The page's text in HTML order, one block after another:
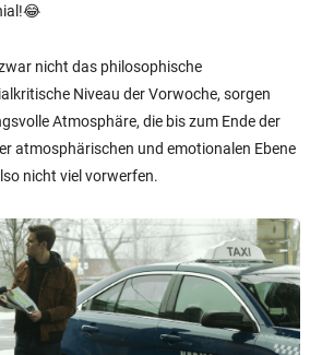
nicht das philosophische
Niveau der Vorwoche, sorgen
Atmosphäre, die bis zum Ende der
atmosphärischen und emotionalen Ebene
nicht viel vorwerfen.